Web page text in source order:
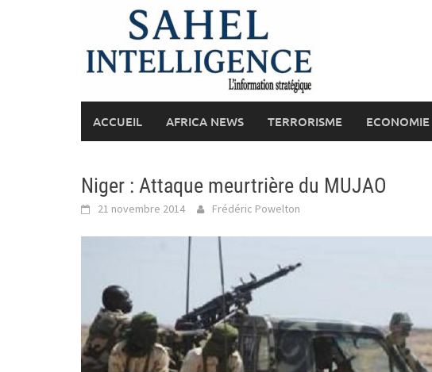
ACCUEIL AFRICA NEWS TERRORISME ECONOMIE
Niger : Attaque meurtrière du MUJAO
21 novembre 2014 Frédéric Powelton